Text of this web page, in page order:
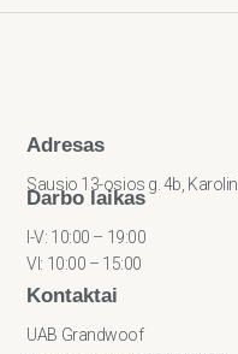
Adresas
Sausio 13-osios g. 4b,
Darbo laikas
I-V: 10:00 – 19:00
VI: 10:00 – 15:00
Kontaktai
UAB Grandwoof